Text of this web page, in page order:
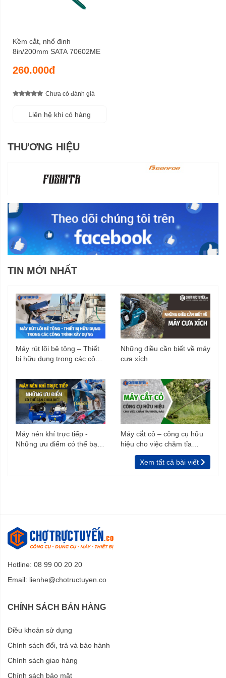
Kềm cắt, nhổ đinh
8in/200mm SATA 70602ME
260.000đ
Chưa có đánh giá
Liên hệ khi có hàng
THƯƠNG HIỆU
TIN MỚI NHẤT
Máy rút lõi bê tông – Thiết
bị hữu dụng trong các công
Những điều cần biết về máy
cưa xích
Máy nén khí trực tiếp -
Những ưu điểm có thể bạn
Máy cắt cỏ – công cụ hữu
hiệu cho việc chăm tỉa
vườn, rào
Xem tất cả bài viết
Hotline: 08 99 00 20 20
Email: lienhe@chotructuyen.co
CHÍNH SÁCH BÁN HÀNG
Điều khoản sử dụng
Chính sách đổi, trả và bảo hành
Chính sách giao hàng
Chính sách bảo mật